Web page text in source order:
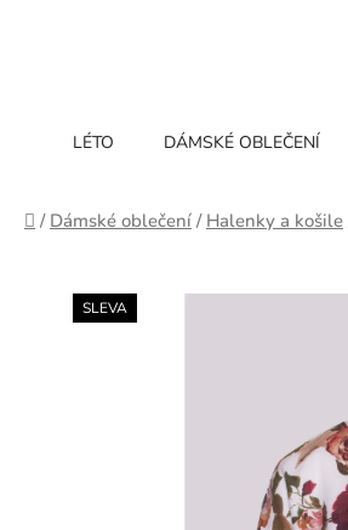
LÉTO DÁMSKÉ OBLEČENÍ
Domů
/ Dámské oblečení / Halenky a košile
SLEVA